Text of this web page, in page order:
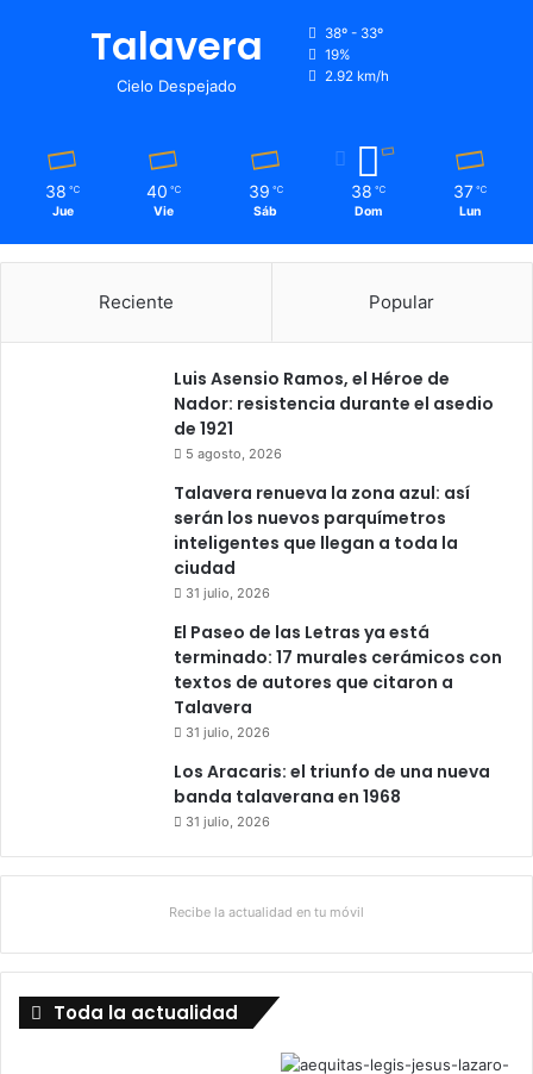
Talavera
Cielo Despejado
38º - 33º
19%
2.92 km/h
38 ℃
Jue
40 ℃
Vie
39 ℃
Sáb
38 ℃
Dom
37 ℃
Lun
Reciente Popular
Luis Asensio Ramos, el Héroe de
Nador: resistencia durante el asedio
de 1921
5 agosto, 2026
Talavera renueva la zona azul: así
serán los nuevos parquímetros
inteligentes que llegan a toda la
ciudad
31 julio, 2026
El Paseo de las Letras ya está
terminado: 17 murales cerámicos con
textos de autores que citaron a
Talavera
31 julio, 2026
Los Aracaris: el triunfo de una nueva
banda talaverana en 1968
31 julio, 2026
Recibe la actualidad en tu móvil
Toda la actualidad